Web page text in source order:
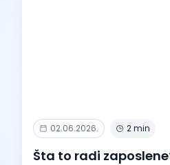
02.06.2026. 2 min
Šta to radi